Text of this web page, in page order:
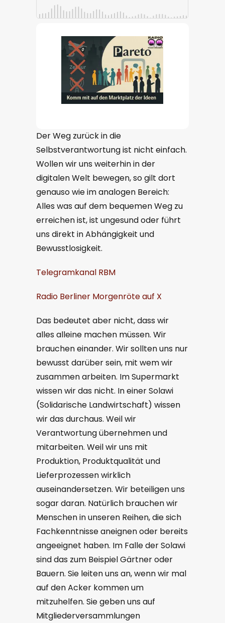
Der Weg zurück in die
Selbstverantwortung ist nicht einfach.
Wollen wir uns weiterhin in der
digitalen Welt bewegen, so gilt dort
genauso wie im analogen Bereich:
Alles was auf dem bequemen Weg zu
erreichen ist, ist ungesund oder führt
uns direkt in Abhängigkeit und
Bewusstlosigkeit.
Telegramkanal RBM
Radio Berliner Morgenröte auf X
Das bedeutet aber nicht, dass wir
alles alleine machen müssen. Wir
brauchen einander. Wir sollten uns nur
bewusst darüber sein, mit wem wir
zusammen arbeiten. Im Supermarkt
wissen wir das nicht. In einer Solawi
(Solidarische Landwirtschaft) wissen
wir das durchaus. Weil wir
Verantwortung übernehmen und
mitarbeiten. Weil wir uns mit
Produktion, Produktqualität und
Lieferprozessen wirklich
auseinandersetzen. Wir beteiligen uns
sogar daran. Natürlich brauchen wir
Menschen in unseren Reihen, die sich
Fachkenntnisse aneignen oder bereits
angeeignet haben. Im Falle der Solawi
sind das zum Beispiel Gärtner oder
Bauern. Sie leiten uns an, wenn wir mal
auf den Acker kommen um
mitzuhelfen. Sie geben uns auf
Mitgliederversammlungen